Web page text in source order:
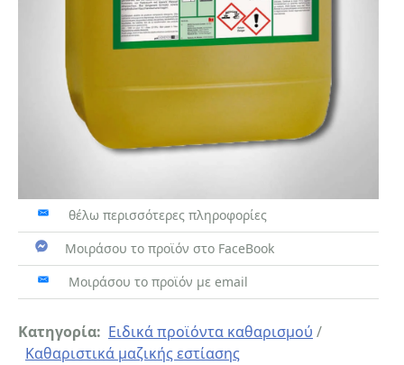
θέλω περισσότερες πληροφορίες
Μοιράσου το προϊόν στο FaceBook
Μοιράσου το προϊόν με email
Κατηγορία: Ειδικά προϊόντα καθαρισμού /
Καθαριστικά μαζικής εστίασης